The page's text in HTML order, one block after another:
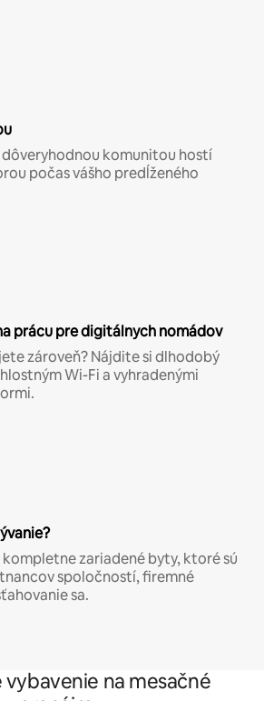
komunitou hostí
počas vášho predĺženého
prácu pre digitálnych nomádov
zároveň? Nájdite si dlhodobý
Wi-Fi a vyhradenými
zariadené byty, ktoré sú
spoločností, firemné
sa.
na mesačné